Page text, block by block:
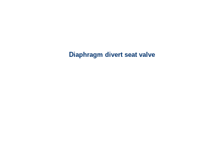
Diaphragm divert seat valve